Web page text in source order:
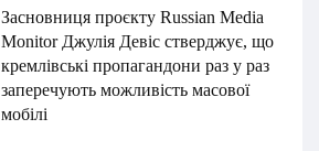
Засновниця проєкту Russian Media
Monitor Джулія Девіс стверджує, що
кремлівські пропагандони раз у раз
заперечують можливість масової
мобілі